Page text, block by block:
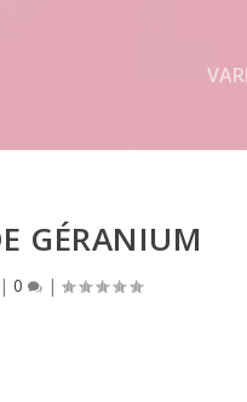
GÉRANIUM
|0 |